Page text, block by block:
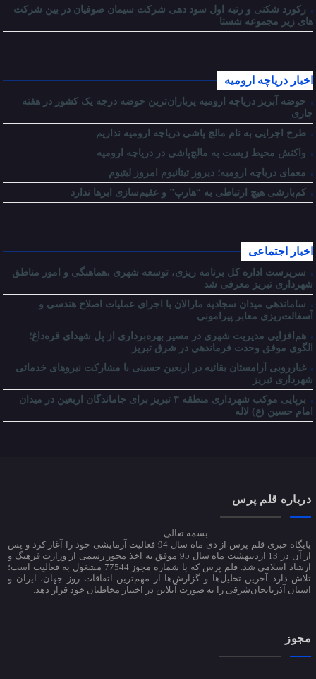
رکورد شکنی و رتبه اول سود دهی شرکت سیمان صوفیان در بین شرکت
های زیر مجموعه شستا
اخبار دریاچه ارومیه
حوضه آبریز دریاچه ارومیه پرباران‌ترین حوضه‌ درجه یک کشور در هفته
جاری
طرح اجرایی به نام مالچ پاشی دریاچه ارومیه نداریم
واکنش محیط زیست به مالچ‌پاشی در دریاچه ارومیه
معمای دریاچه ارومیه؛ دیروز تیتانیوم امروز لیتیوم
کم‌بارشی هیچ ارتباطی به “هارپ” و عقیم‌سازی ابرها ندارد
اخبار اجتماعی
سرپرست اداره کل برنامه ریزی، توسعه شهری ،هماهنگی و امور مناطق
شهرداری تبریز معرفی شد
ساماندهی میدان سجادیه مارالان با اجرای عملیات اصلاح هندسی و
آسفالت‌ریزی معابر پیرامونی
هم‌افزایی مدیریت شهری در مسیر بهره‌برداری از پل شهدای قره‌داغ؛
الگوی موفق وحدت فرماندهی در شرق تبریز
غبارروبی آرامستان بقائیه در اربعین حسینی با مشارکت نیروهای خدماتی
شهرداری تبریز
برپایی موکب شهرداری منطقه ۳ تبریز برای جاماندگان اربعین در میدان
امام حسین (ع) لاله
درباره قلم پرس
بسمه تعالی
پایگاه خبری قلم پرس از دی ماه سال 94 فعالیت آزمایشی خود را آغاز کرد و پس
از آن در 13 اردیبهشت ماه سال 95 موفق به اخذ مجوز رسمی از وزارت فرهنگ و
ارشاد اسلامی شد. قلم پرس که با شماره مجوز 77544 مشغول به فعالیت است؛
تلاش دارد آخرین تحلیل‌ها و گزارش‌ها از مهم‌ترین اتفاقات روز جهان، ایران و
استان آذربایجان‌شرقی را به صورت آنلاین در اختیار مخاطبان خود قرار دهد.
مجوز